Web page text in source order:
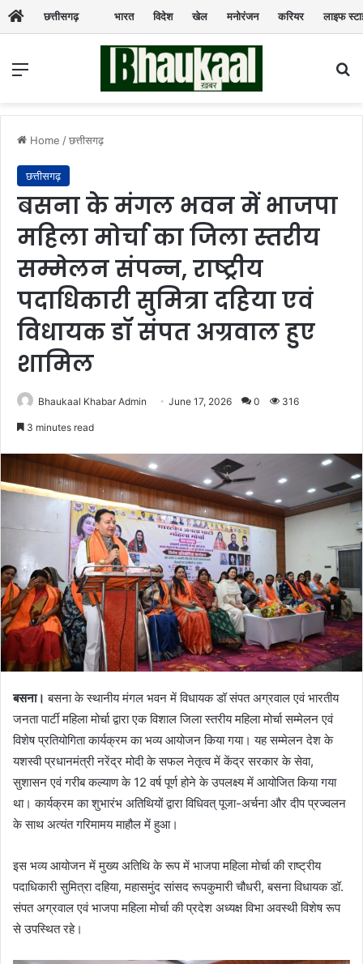
छत्तीसगढ़ भारत विदेश खेल मनोरंजन करियर लाइफ
Menu
Home /छत्तीसगढ़
छत्तीसगढ़
बसना के मंगल भवन में भाजपा
महिला मोर्चा का जिला स्तरीय
सम्मेलन संपन्न, राष्ट्रीय
पदाधिकारी सुमित्रा दहिया एवं
विधायक डॉ संपत अग्रवाल हुए
शामिल
Bhaukaal Khabar Admin June 17, 2026 0 316
3 minutes read
बसना। बसना के स्थानीय मंगल भवन में विधायक डॉ संपत अग्रवाल एवं भारतीय
जनता पार्टी महिला मोर्चा द्वारा एक विशाल जिला स्तरीय महिला मोर्चा सम्मेलन एवं
विशेष प्रतियोगिता कार्यक्रम का भव्य आयोजन किया गया। यह सम्मेलन देश के
यशस्वी प्रधानमंत्री नरेंद्र मोदी के सफल नेतृत्व में केंद्र सरकार के सेवा,
सुशासन एवं गरीब कल्याण के 12 वर्ष पूर्ण होने के उपलक्ष्य में आयोजित किया गया
था। कार्यक्रम का शुभारंभ अतिथियों द्वारा विधिवत् पूजा-अर्चना और दीप प्रज्वलन
के साथ अत्यंत गरिमामय माहौल में हुआ।
इस भव्य आयोजन में मुख्य अतिथि के रूप में भाजपा महिला मोर्चा की राष्ट्रीय
पदाधिकारी सुमित्रा दहिया, महासमुंद सांसद रूपकुमारी चौधरी, बसना विधायक डॉ.
संपत अग्रवाल एवं भाजपा महिला मोर्चा की प्रदेश अध्यक्ष विभा अवस्थी विशेष रूप
से उपस्थित रहे।